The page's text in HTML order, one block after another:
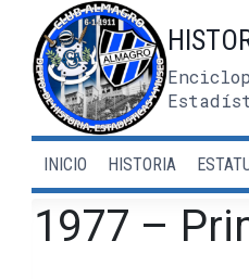
contenido
INICIO HISTORIA
1977 –